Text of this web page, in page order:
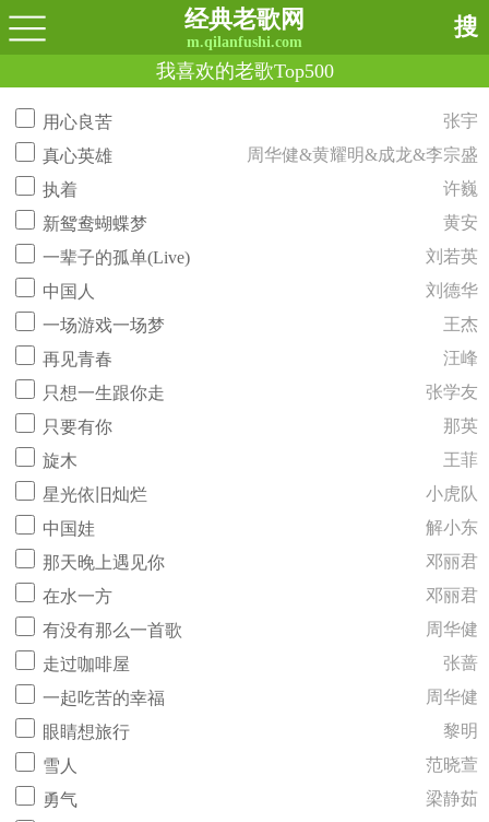
经典老歌网
m.qilanfushi.com
搜
我喜欢的老歌Top500
用心良苦
张宇
真心英雄
周华健&黄耀明&成龙&李宗盛
执着
许巍
新鸳鸯蝴蝶梦
黄安
一辈子的孤单(Live)
刘若英
中国人
刘德华
一场游戏一场梦
王杰
再见青春
汪峰
只想一生跟你走
张学友
只要有你
那英
旋木
王菲
星光依旧灿烂
小虎队
中国娃
解小东
那天晚上遇见你
邓丽君
在水一方
邓丽君
有没有那么一首歌
周华健
走过咖啡屋
张蔷
一起吃苦的幸福
周华健
眼睛想旅行
黎明
雪人
范晓萱
勇气
梁静茹